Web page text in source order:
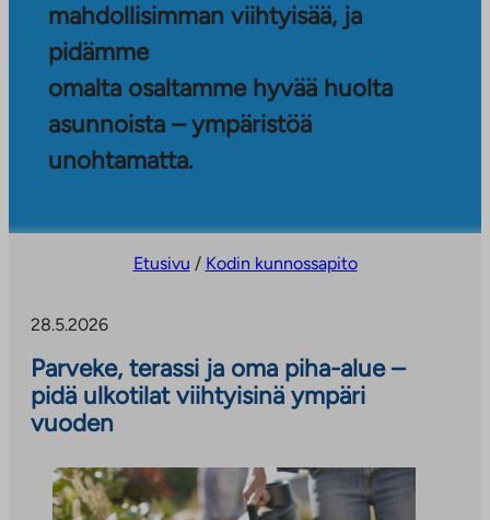
mahdollisimman viihtyisää, ja
pidämme
omalta osaltamme hyvää huolta
asunnoista – ympäristöä
unohtamatta.
Etusivu / Kodin kunnossapito
28.5.2026
Parveke, terassi ja oma piha-alue –
pidä ulkotilat viihtyisinä ympäri
vuoden